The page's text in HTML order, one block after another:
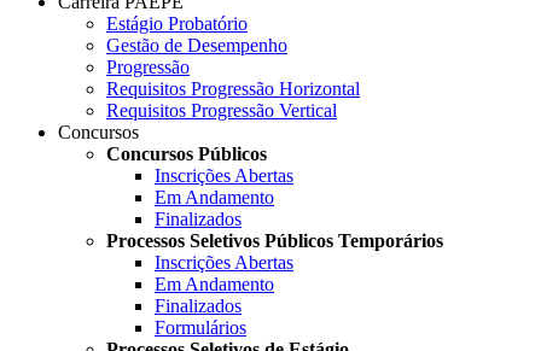
Estágio Probatório
Gestão de Desempenho
Progressão
Requisitos Progressão Horizontal
Requisitos Progressão Vertical
Concursos
Concursos Públicos
Inscrições Abertas
Em Andamento
Finalizados
Processos Seletivos Públicos Temporários
Inscrições Abertas
Em Andamento
Finalizados
Formulários